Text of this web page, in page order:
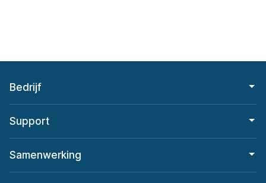
Bedrijf
Support
Samenwerking